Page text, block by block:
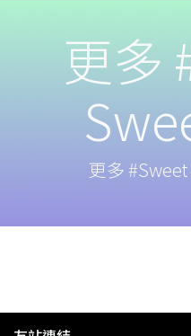
更多
更多